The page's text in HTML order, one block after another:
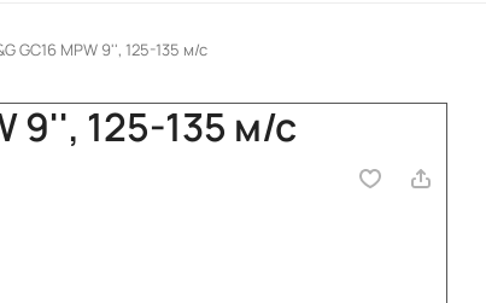
GC16 MPW 9'', 125-135 м/с
9'', 125-135 м/с